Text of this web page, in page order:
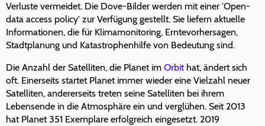
Verluste vermeidet. Die Dove-Bilder werden mit einer 'Open-
data access policy' zur Verfügung gestellt. Sie liefern aktuelle
Informationen, die für Klimamonitoring, Erntevorhersagen,
Stadtplanung und Katastrophenhilfe von Bedeutung sind.
Die Anzahl der Satelliten, die Planet im Orbithat, ändert sich
oft. Einerseits startet Planet immer wieder eine Vielzahl neuer
Satelliten, andererseits treten seine Satelliten bei ihrem
Lebensende in die Atmosphäre ein und verglühen. Seit 2013
hat Planet 351 Exemplare erfolgreich eingesetzt. 2019